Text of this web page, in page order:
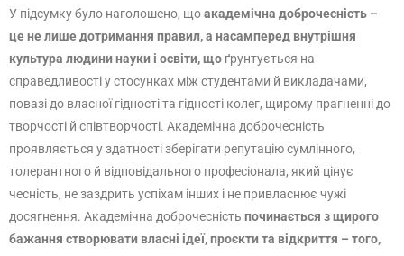
У підсумку було наголошено, щоакадемічна доброчесність –
це не лише дотримання правил, а насамперед внутрішня
культура людини науки і освіти, що ґрунтується на
справедливості у стосунках між студентами й викладачами,
повазі до власної гідності та гідності колег, щирому прагненні до
творчості й співтворчості. Академічна доброчесність
проявляється у здатності зберігати репутацію сумлінного,
толерантного й відповідального професіонала, який цінує
чесність, не заздрить успіхам інших і не привласнює чужі
досягнення. Академічна доброчесність починається з щирого
бажання створювати власні ідеї, проєкти та відкриття – того,